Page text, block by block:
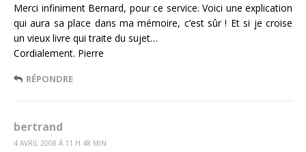
Merci infiniment Bernard, pour ce service. Voici une explication
qui aura sa place dans ma mémoire, c’est sûr ! Et si je croise
un vieux livre qui traite du sujet…
Cordialement. Pierre
RÉPONDRE
bertrand
4 AVRIL 2008 Á 11 H 48 MIN